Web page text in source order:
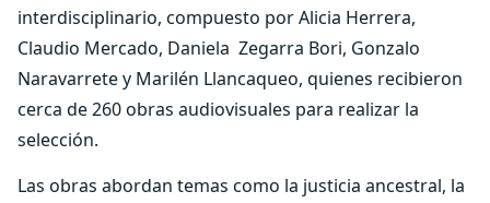
interdisciplinario, compuesto por Alicia Herrera,
Claudio Mercado, Daniela Zegarra Bori, Gonzalo
Naravarrete y Marilén Llancaqueo, quienes recibieron
cerca de 260 obras audiovisuales para realizar la
selección.
Las obras abordan temas como la justicia ancestral, la